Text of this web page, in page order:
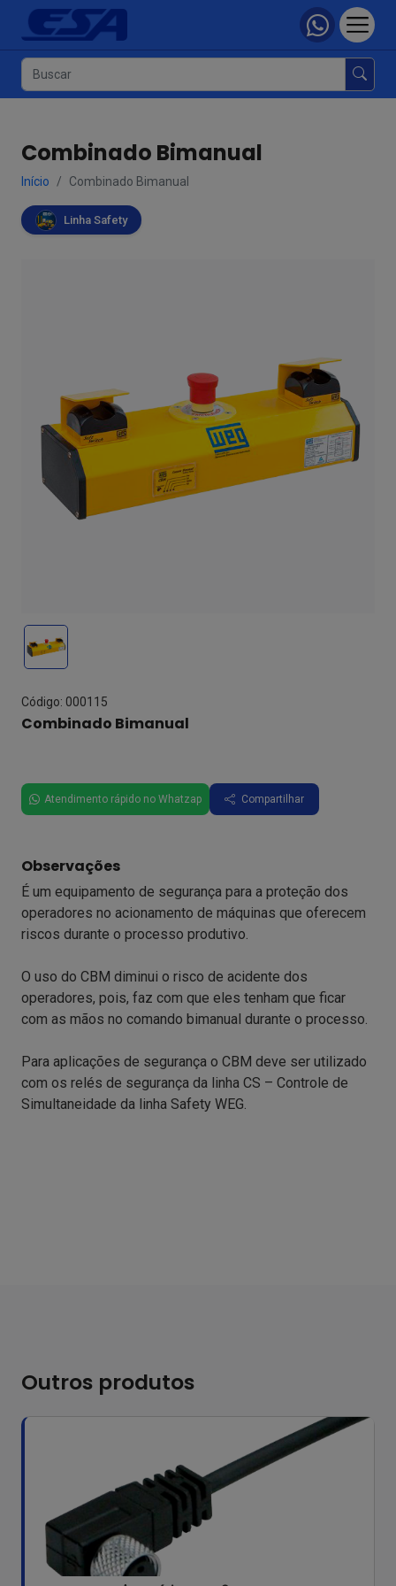
Combinado Bimanual
Início Combinado Bimanual
Linha Safety
Código: 000115
Combinado Bimanual
Atendimento rápido no Whatzap Compartilhar
Observações
É um equipamento de segurança para a proteção dos
operadores no acionamento de máquinas que oferecem
riscos durante o processo produtivo.
O uso do CBM diminui o risco de acidente dos
operadores, pois, faz com que eles tenham que ficar
com as mãos no comando bimanual durante o processo.
Para aplicações de segurança o CBM deve ser utilizado
com os relés de segurança da linha CS – Controle de
Simultaneidade da linha Safety WEG.
Outros produtos